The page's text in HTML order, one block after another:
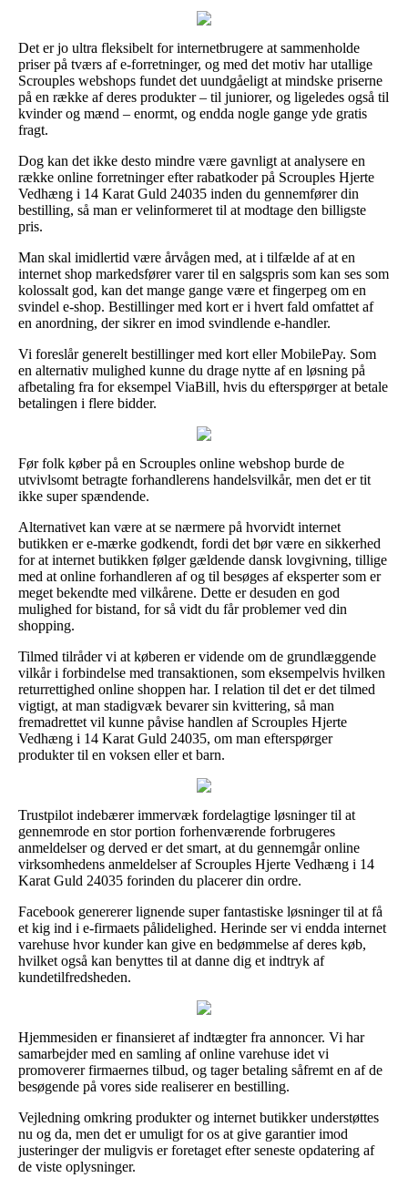
Det er jo ultra fleksibelt for internetbrugere at sammenholde
priser på tværs af e-forretninger, og med det motiv har utallige
Scrouples webshops fundet det uundgåeligt at mindske priserne
på en række af deres produkter – til juniorer, og ligeledes også til
kvinder og mænd – enormt, og endda nogle gange yde gratis
fragt.
Dog kan det ikke desto mindre være gavnligt at analysere en
række online forretninger efter rabatkoder på Scrouples Hjerte
Vedhæng i 14 Karat Guld 24035 inden du gennemfører din
bestilling, så man er velinformeret til at modtage den billigste
pris.
Man skal imidlertid være årvågen med, at i tilfælde af at en
internet shop markedsfører varer til en salgspris som kan ses som
kolossalt god, kan det mange gange være et fingerpeg om en
svindel e-shop. Bestillinger med kort er i hvert fald omfattet af
en anordning, der sikrer en imod svindlende e-handler.
Vi foreslår generelt bestillinger med kort eller MobilePay. Som
en alternativ mulighed kunne du drage nytte af en løsning på
afbetaling fra for eksempel ViaBill, hvis du efterspørger at betale
betalingen i flere bidder.
Før folk køber på en Scrouples online webshop burde de
utvivlsomt betragte forhandlerens handelsvilkår, men det er tit
ikke super spændende.
Alternativet kan være at se nærmere på hvorvidt internet
butikken er e-mærke godkendt, fordi det bør være en sikkerhed
for at internet butikken følger gældende dansk lovgivning, tillige
med at online forhandleren af og til besøges af eksperter som er
meget bekendte med vilkårene. Dette er desuden en god
mulighed for bistand, for så vidt du får problemer ved din
shopping.
Tilmed tilråder vi at køberen er vidende om de grundlæggende
vilkår i forbindelse med transaktionen, som eksempelvis hvilken
returrettighed online shoppen har. I relation til det er det tilmed
vigtigt, at man stadigvæk bevarer sin kvittering, så man
fremadrettet vil kunne påvise handlen af Scrouples Hjerte
Vedhæng i 14 Karat Guld 24035, om man efterspørger
produkter til en voksen eller et barn.
Trustpilot indebærer immervæk fordelagtige løsninger til at
gennemrode en stor portion forhenværende forbrugeres
anmeldelser og derved er det smart, at du gennemgår online
virksomhedens anmeldelser af Scrouples Hjerte Vedhæng i 14
Karat Guld 24035 forinden du placerer din ordre.
Facebook genererer lignende super fantastiske løsninger til at få
et kig ind i e-firmaets pålidelighed. Herinde ser vi endda internet
varehuse hvor kunder kan give en bedømmelse af deres køb,
hvilket også kan benyttes til at danne dig et indtryk af
kundetilfredsheden.
Hjemmesiden er finansieret af indtægter fra annoncer. Vi har
samarbejder med en samling af online varehuse idet vi
promoverer firmaernes tilbud, og tager betaling såfremt en af de
besøgende på vores side realiserer en bestilling.
Vejledning omkring produkter og internet butikker understøttes
nu og da, men det er umuligt for os at give garantier imod
justeringer der muligvis er foretaget efter seneste opdatering af
de viste oplysninger.